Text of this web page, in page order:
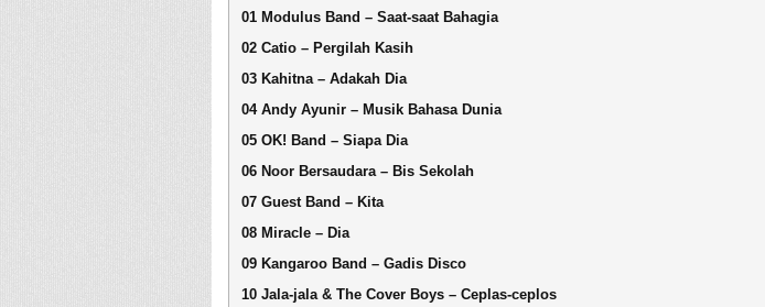
01 Modulus Band – Saat-saat Bahagia
02 Catio – Pergilah Kasih
03 Kahitna – Adakah Dia
04 Andy Ayunir – Musik Bahasa Dunia
05 OK! Band – Siapa Dia
06 Noor Bersaudara – Bis Sekolah
07 Guest Band – Kita
08 Miracle – Dia
09 Kangaroo Band – Gadis Disco
10 Jala-jala & The Cover Boys – Ceplas-ceplos